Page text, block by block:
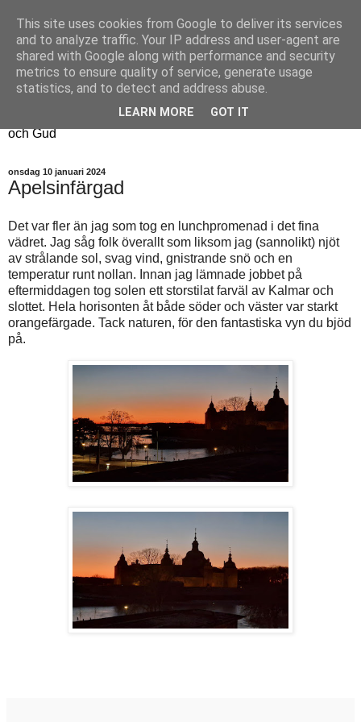
Fyren
Fyren finns för att sprida ljus i mörkret
För att påminna om guldkanterna i tillvaron
Här samsas jakt, hantverk, odling, och andra tankar om livet
och Gud
onsdag 10 januari 2024
Apelsinfärgad
Det var fler än jag som tog en lunchpromenad i det fina
vädret. Jag såg folk överallt som liksom jag (sannolikt) njöt
av strålande sol, svag vind, gnistrande snö och en
temperatur runt nollan. Innan jag lämnade jobbet på
eftermiddagen tog solen ett storstilat farväl av Kalmar och
slottet. Hela horisonten åt både söder och väster var starkt
orangefärgade. Tack naturen, för den fantastiska vyn du bjöd
på.
This site uses cookies from Google to deliver its services
and to analyze traffic. Your IP address and user-agent are
shared with Google along with performance and security
metrics to ensure quality of service, generate usage
statistics, and to detect and address abuse.
LEARN MORE GOT IT